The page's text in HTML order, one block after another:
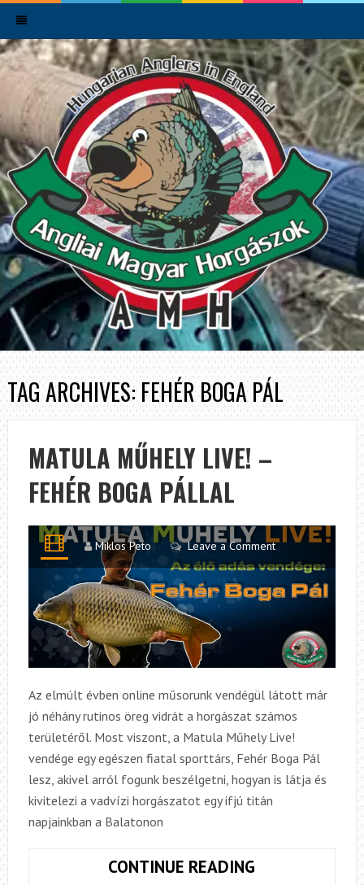
TAG ARCHIVES: FEHÉR BOGA PÁL
MATULA MŰHELY LIVE! –
FEHÉR BOGA PÁLLAL
Miklos Peto Leave a Comment
Az elmúlt évben online műsorunk vendégül látott már
jó néhány rutinos öreg vidrát a horgászat számos
területéről. Most viszont, a Matula Műhely Live!
vendége egy egészen fiatal sporttárs, Fehér Boga Pál
lesz, akivel arról fogunk beszélgetni, hogyan is látja és
kivitelezi a vadvízi horgászatot egy ifjú titán
napjainkban a Balatonon
CONTINUE READING